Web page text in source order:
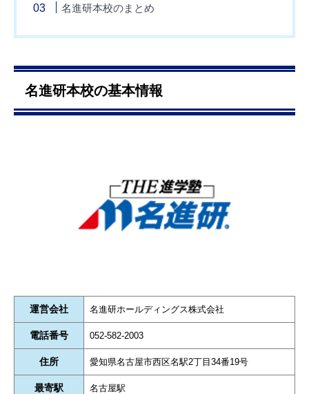
名進研本校のまとめ
名進研本校の基本情報
運営会社 名進研ホールディングス株式会社
電話番号 052-582-2003
住所 愛知県名古屋市西区名駅2丁目34番19号
最寄駅 名古屋駅